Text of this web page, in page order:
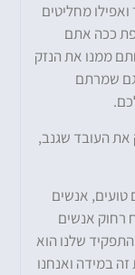
מחליטים
ככה אתם
ממנו את הנזק
שמרתם
את העובד שגנב,
טועים, אנשים
רחוק אנשים
שלנו הוא
במידה ואנחנו